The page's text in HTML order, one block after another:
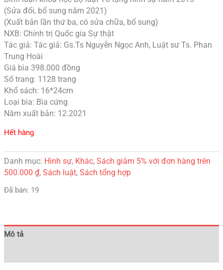
(Sửa đổi, bổ sung năm 2021)
(Xuất bản lần thứ ba, có sửa chữa, bổ sung)
NXB: Chính trị Quốc gia Sự thật
Tác giả: Tác giả: Gs.Ts Nguyễn Ngọc Anh, Luật sư Ts. Phan
Trung Hoài
Giá bìa 398.000 đồng
Số trang: 1128 trang
Khổ sách: 16*24cm
Loại bìa: Bìa cứng
Năm xuất bản: 12.2021
Hết hàng
Danh mục: Hình sự, Khác, Sách giảm 5% với đơn hàng trên
500.000 ₫, Sách luật, Sách tổng hợp
Đã bán: 19
Mô tả